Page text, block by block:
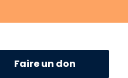
Faire un don